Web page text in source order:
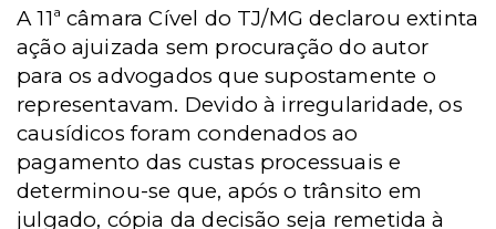
A 11ª câmara Cível do TJ/MG declarou extinta
ação ajuizada sem procuração do autor
para os advogados que supostamente o
representavam. Devido à irregularidade, os
causídicos foram condenados ao
pagamento das custas processuais e
determinou-se que, após o trânsito em
julgado, cópia da decisão seja remetida à